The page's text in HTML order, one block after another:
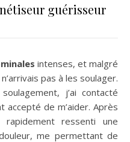
guérisseur
intenses, et malgré
pas à les soulager.
j’ai contacté
accepté de m’aider. Après
ressenti une
me permettant de